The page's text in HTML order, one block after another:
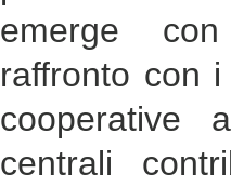
emerge
raffronto con
cooperative
centrali